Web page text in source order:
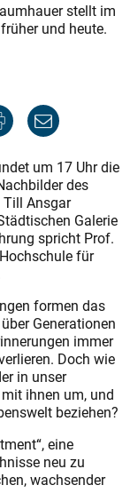
stellt im
und heute.
um 17 Uhr die
des
Till Ansgar
Galerie
spricht Prof.
für
formen das
Generationen
immer
Doch wie
in unser
ihnen um, und
beziehen?
eine
neu zu
wachsender